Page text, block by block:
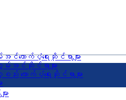
ောက်ပံ့ရေးဆိုင်ရာများ
းအင်ဆိုင်ရာများ
ောက်ပံ့ရေးဆိုင်ရာများ
း